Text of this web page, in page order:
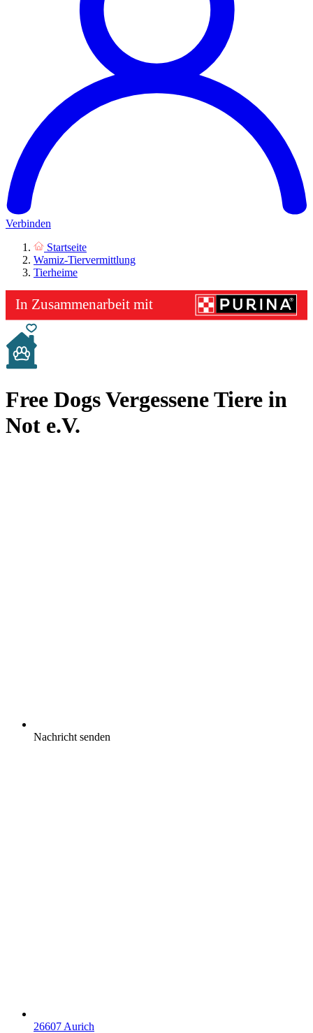
Verbinden
Startseite
Wamiz-Tiervermittlung
Tierheime
Free Dogs Vergessene Tiere in
Not e.V.
Nachricht senden
26607 Aurich